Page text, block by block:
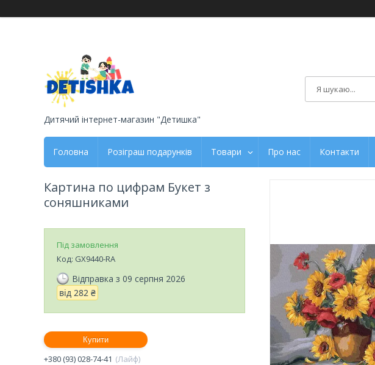
Дитячий інтернет-магазин "Детишка"
Головна Розіграш подарунків Товари Про нас Контакти
Картина по цифрам Букет з
соняшниками
Під замовлення
Код: GX9440-RA
Відправка з 09 серпня 2026
від 282 ₴
Купити
+380 (93) 028-74-41
Лайф